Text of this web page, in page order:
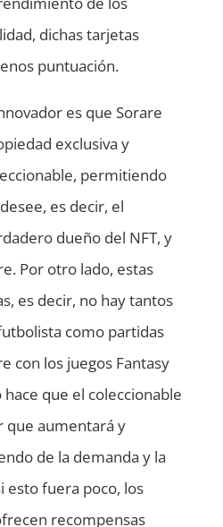
dichas tarjetas
puntuación.
es que Sorare
exclusiva y
permitiendo
es decir, el
dueño del NFT, y
Por otro lado, estas
es decir, no hay tantos
como partidas
con los juegos Fantasy
que el coleccionable
que aumentará y
de la demanda y la
esto fuera poco, los
recompensas